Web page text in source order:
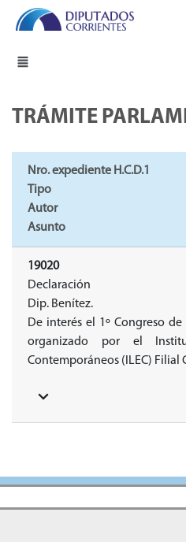
TRÁMITE
Nro. expediente H.C.D.1
Tipo
Autor
Asunto
19020
Declaración
Dip. Benítez.
De interés el 1º Congreso
organizado por el
Contemporáneos (ILEC) Filial